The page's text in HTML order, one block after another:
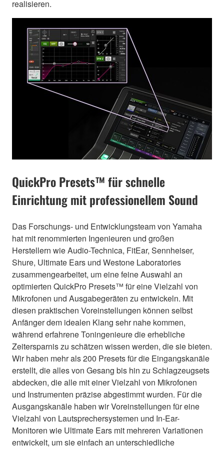
realisieren.
QuickPro Presets™ für schnelle
Einrichtung mit professionellem Sound
Das Forschungs- und Entwicklungsteam von Yamaha
hat mit renommierten Ingenieuren und großen
Herstellern wie Audio-Technica, FitEar, Sennheiser,
Shure, Ultimate Ears und Westone Laboratories
zusammengearbeitet, um eine feine Auswahl an
optimierten QuickPro Presets™ für eine Vielzahl von
Mikrofonen und Ausgabegeräten zu entwickeln. Mit
diesen praktischen Voreinstellungen können selbst
Anfänger dem idealen Klang sehr nahe kommen,
während erfahrene Toningenieure die erhebliche
Zeitersparnis zu schätzen wissen werden, die sie bieten.
Wir haben mehr als 200 Presets für die Eingangskanäle
erstellt, die alles von Gesang bis hin zu Schlagzeugsets
abdecken, die alle mit einer Vielzahl von Mikrofonen
und Instrumenten präzise abgestimmt wurden. Für die
Ausgangskanäle haben wir Voreinstellungen für eine
Vielzahl von Lautsprechersystemen und In-Ear-
Monitoren wie Ultimate Ears mit mehreren Variationen
entwickelt, um sie einfach an unterschiedliche